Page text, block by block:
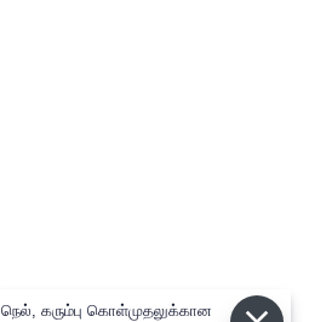
நெல், கரும்பு கொள்முதலுக்கான